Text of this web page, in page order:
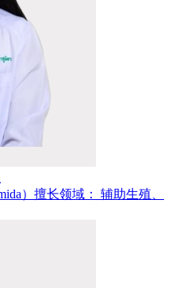
）擅长领域： 辅助生殖、